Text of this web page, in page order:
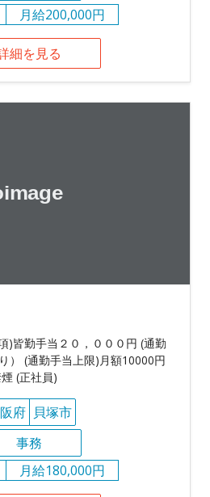
月給200,000円
細を見る
)皆勤手当２０，０００円 (通勤
） (通勤手当上限)月額10000円
(正社員)
府 貝塚市
事務
月給180,000円